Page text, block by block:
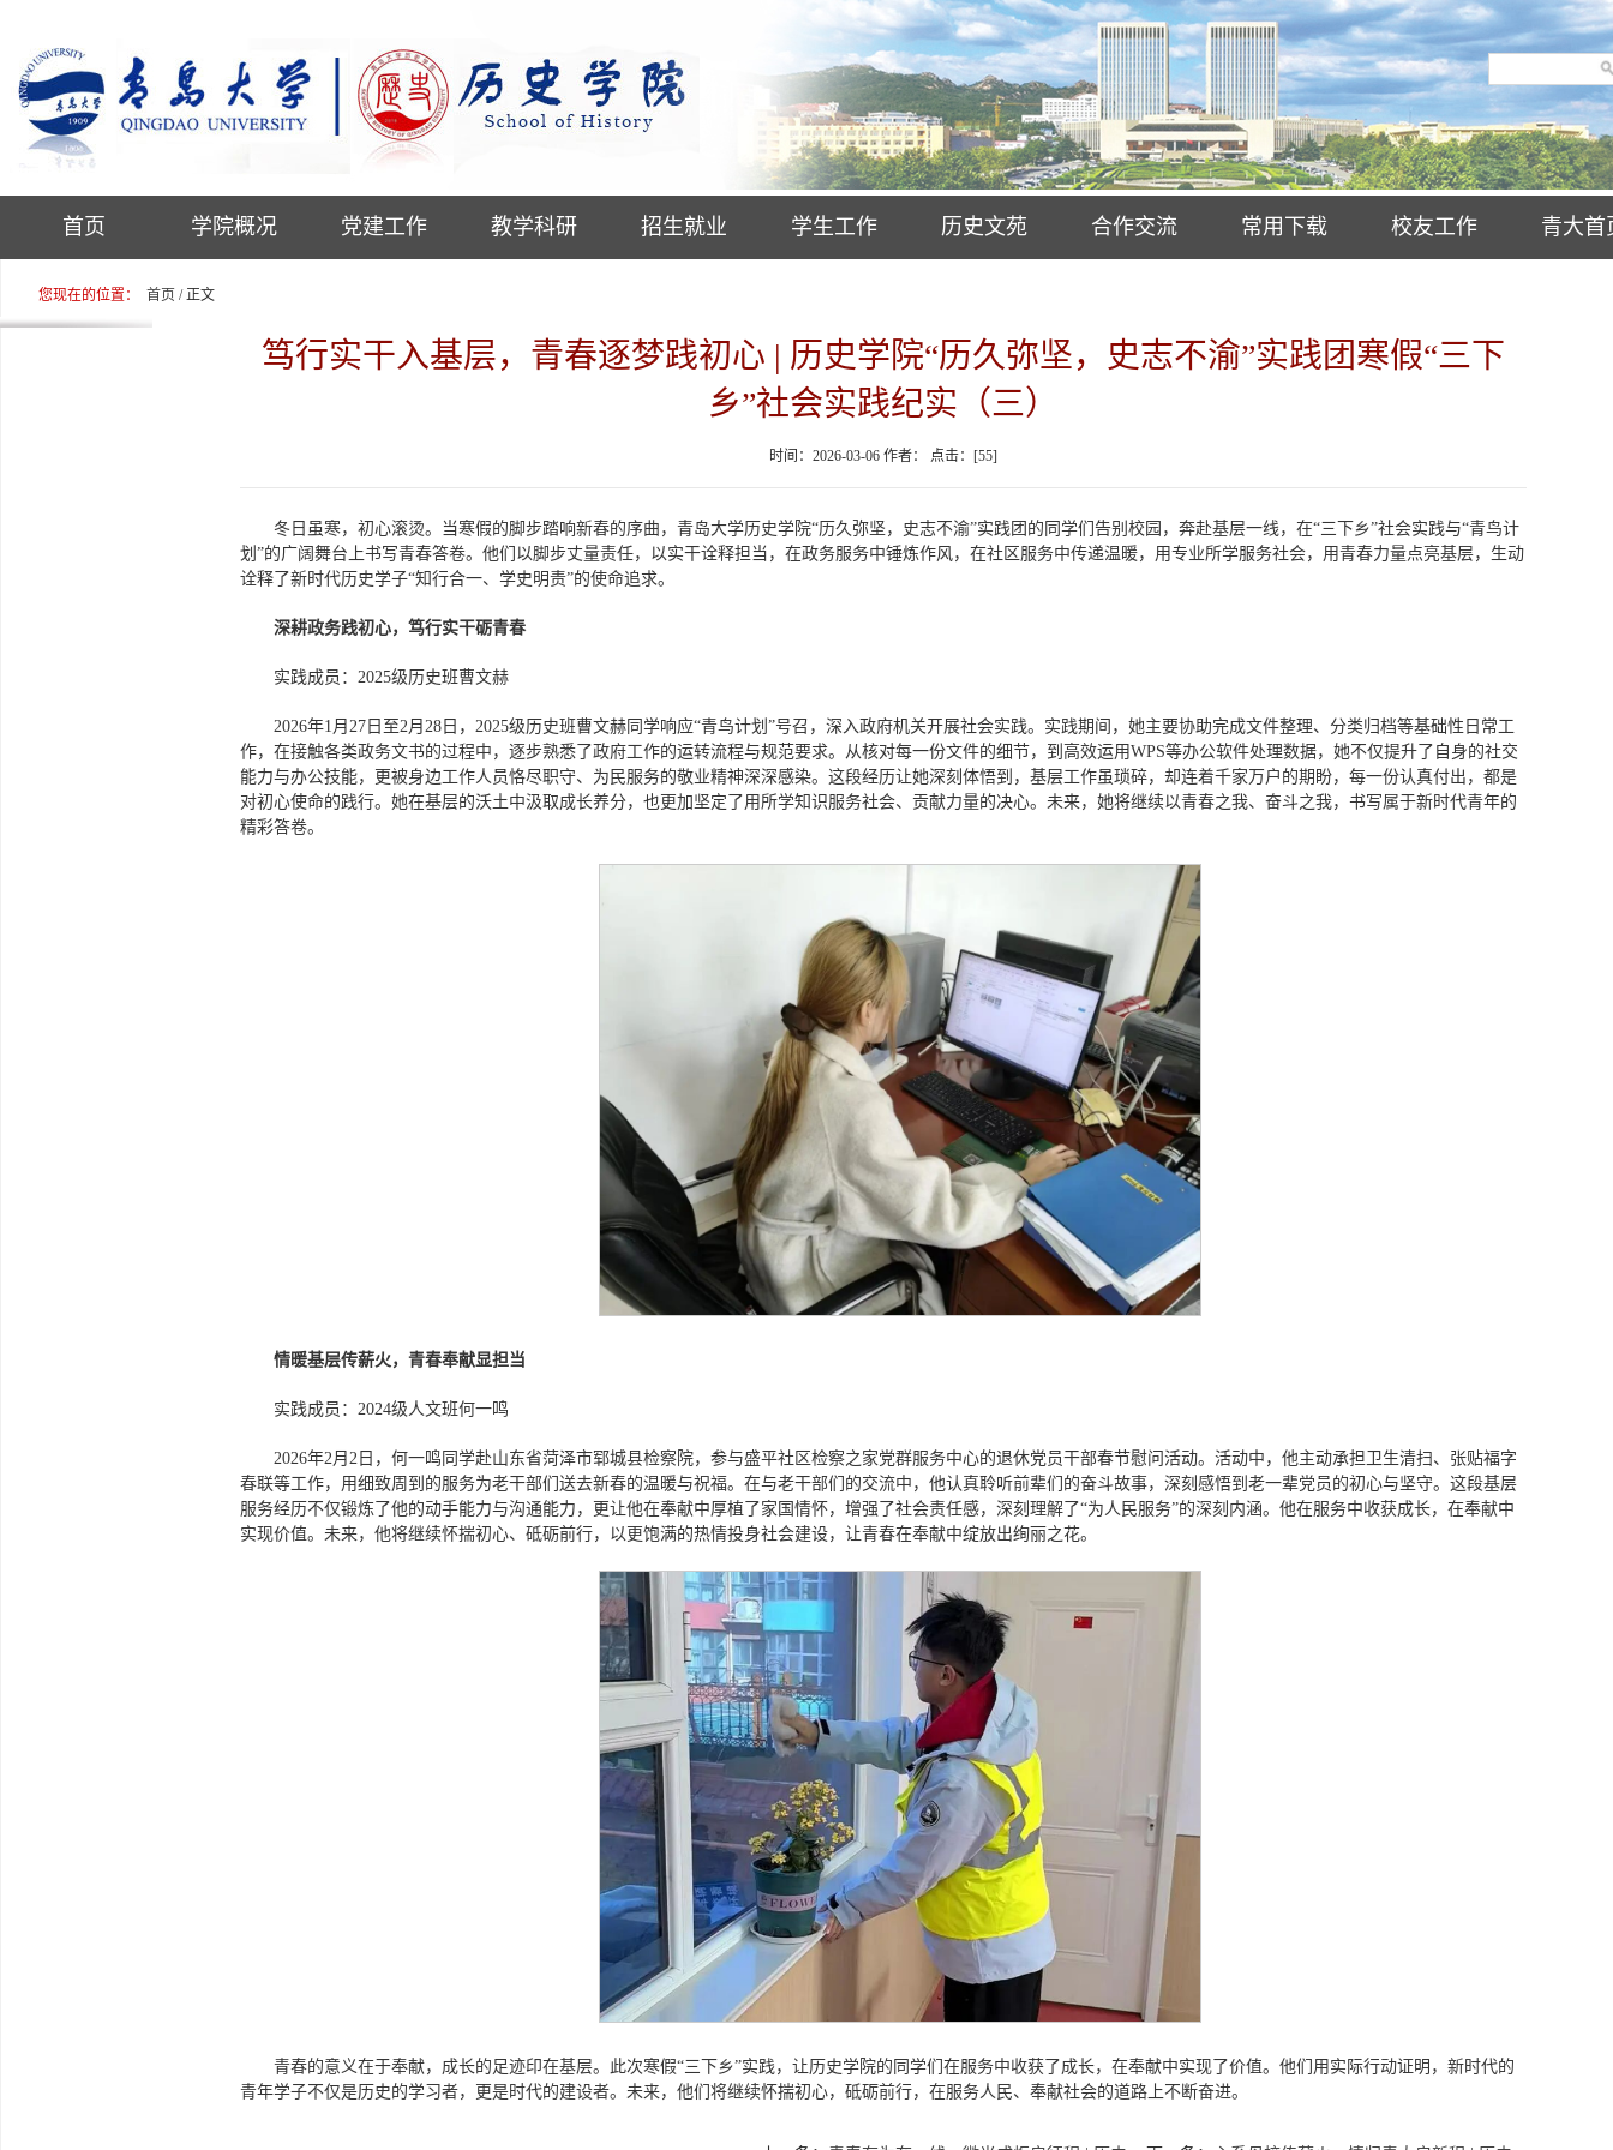
首页 学院概况 党建工作 教学科研 招生就业 学生工作 历史文苑 合作交流 常用下载 校友工作 青大首
您现在的位置： 首页 / 正文
笃行实干入基层，青春逐梦践初心 | 历史学院“历久弥坚，史志不渝”实践团寒假“三下
乡”社会实践纪实（三）
时间：2026-03-06 作者： 点击：[55]
冬日虽寒，初心滚烫。当寒假的脚步踏响新春的序曲，青岛大学历史学院“历久弥坚，史志不渝”实践团的同学们告别校园，奔赴基层一线，在“三下乡”社会实践与“青鸟计
划”的广阔舞台上书写青春答卷。他们以脚步丈量责任，以实干诠释担当，在政务服务中锤炼作风，在社区服务中传递温暖，用专业所学服务社会，用青春力量点亮基层，生动
诠释了新时代历史学子“知行合一、学史明责”的使命追求。
深耕政务践初心，笃行实干砺青春
实践成员：2025级历史班曹文赫
2026年1月27日至2月28日，2025级历史班曹文赫同学响应“青鸟计划”号召，深入政府机关开展社会实践。实践期间，她主要协助完成文件整理、分类归档等基础性日常工
作，在接触各类政务文书的过程中，逐步熟悉了政府工作的运转流程与规范要求。从核对每一份文件的细节，到高效运用WPS等办公软件处理数据，她不仅提升了自身的社交
能力与办公技能，更被身边工作人员恪尽职守、为民服务的敬业精神深深感染。这段经历让她深刻体悟到，基层工作虽琐碎，却连着千家万户的期盼，每一份认真付出，都是
对初心使命的践行。她在基层的沃土中汲取成长养分，也更加坚定了用所学知识服务社会、贡献力量的决心。未来，她将继续以青春之我、奋斗之我，书写属于新时代青年的
精彩答卷。
情暖基层传薪火，青春奉献显担当
实践成员：2024级人文班何一鸣
2026年2月2日，何一鸣同学赴山东省菏泽市郓城县检察院，参与盛平社区检察之家党群服务中心的退休党员干部春节慰问活动。活动中，他主动承担卫生清扫、张贴福字
春联等工作，用细致周到的服务为老干部们送去新春的温暖与祝福。在与老干部们的交流中，他认真聆听前辈们的奋斗故事，深刻感悟到老一辈党员的初心与坚守。这段基层
服务经历不仅锻炼了他的动手能力与沟通能力，更让他在奉献中厚植了家国情怀，增强了社会责任感，深刻理解了“为人民服务”的深刻内涵。他在服务中收获成长，在奉献中
实现价值。未来，他将继续怀揣初心、砥砺前行，以更饱满的热情投身社会建设，让青春在奉献中绽放出绚丽之花。
青春的意义在于奉献，成长的足迹印在基层。此次寒假“三下乡”实践，让历史学院的同学们在服务中收获了成长，在奉献中实现了价值。他们用实际行动证明，新时代的
青年学子不仅是历史的学习者，更是时代的建设者。未来，他们将继续怀揣初心，砥砺前行，在服务人民、奉献社会的道路上不断奋进。